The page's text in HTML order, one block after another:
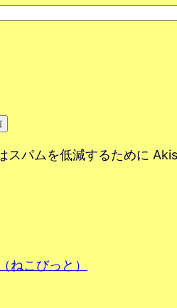
スパムを低減するために
こびっと）